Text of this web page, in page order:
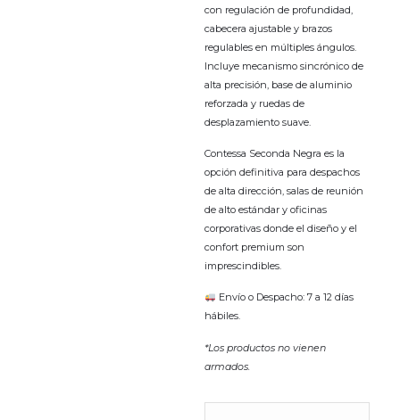
con regulación de profundidad,
cabecera ajustable y brazos
regulables en múltiples ángulos.
Incluye mecanismo sincrónico de
alta precisión, base de aluminio
reforzada y ruedas de
desplazamiento suave.
Contessa Seconda Negra es la
opción definitiva para despachos
de alta dirección, salas de reunión
de alto estándar y oficinas
corporativas donde el diseño y el
confort premium son
imprescindibles.
Envío o Despacho: 7 a 12 días
hábiles.
*Los productos no vienen
armados.